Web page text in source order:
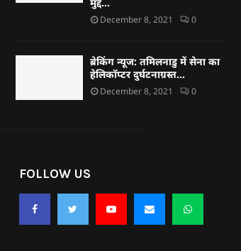
December 8, 2021 0
ब्रेकिंग न्यूज: तमिलनाडु में सेना का
हेलिकॉप्टर दुर्घटनाग्रस्त…
December 8, 2021 0
FOLLOW US